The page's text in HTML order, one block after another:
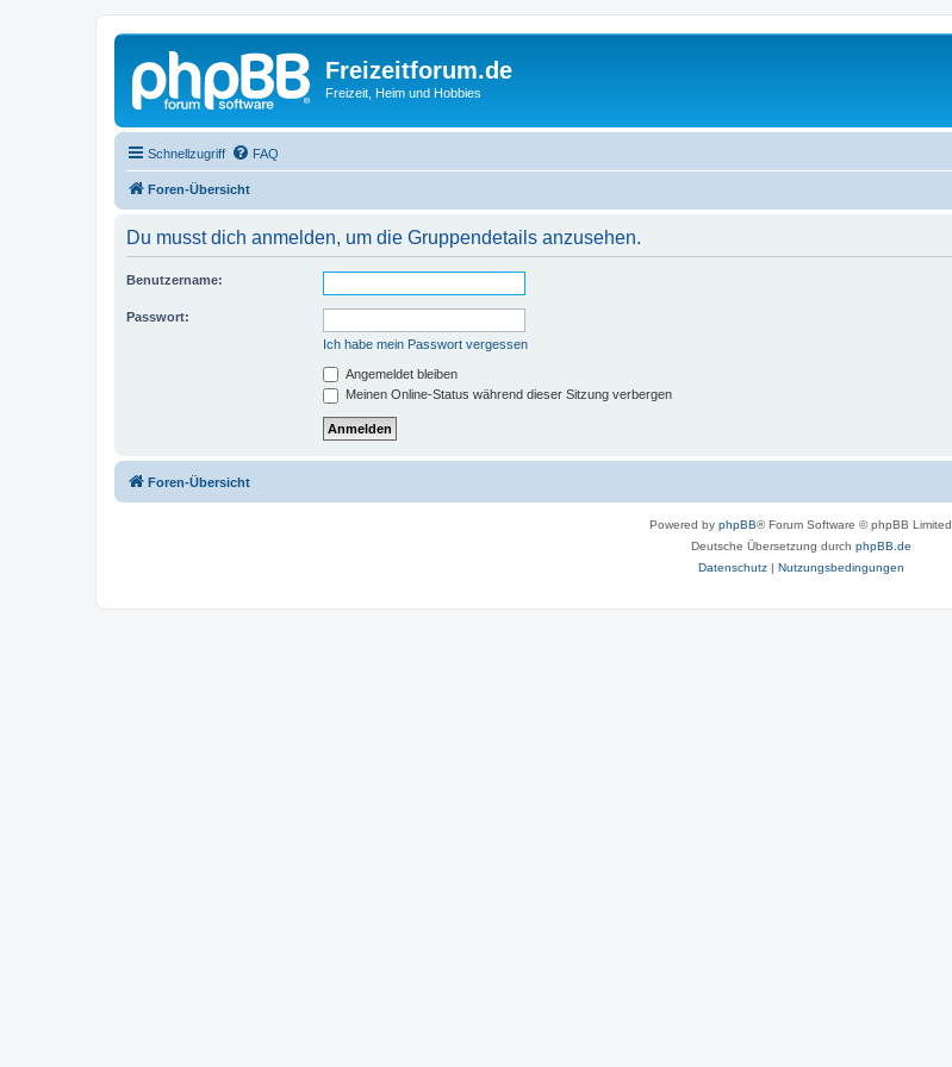
Freizeitforum.de
Freizeit, Heim und Hobbies
Schnellzugriff FAQ
Foren-Übersicht
Du musst dich anmelden, um die Gruppendetails anzusehen.
Benutzername:
Passwort:
Ich habe mein Passwort vergessen
Angemeldet bleiben
Meinen Online-Status während dieser Sitzung verbergen
Foren-Übersicht
Powered by phpBB® Forum Software © phpBB Limited
Deutsche Übersetzung durch phpBB.de
Datenschutz| Nutzungsbedingungen